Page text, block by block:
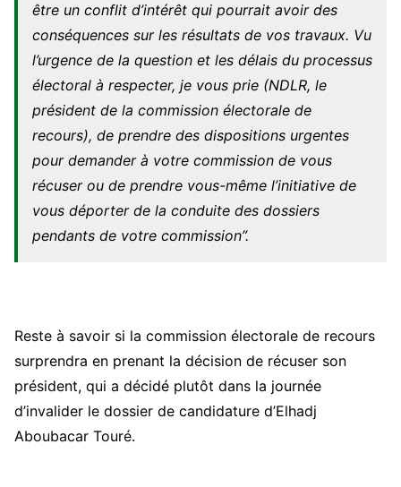
être un conflit d’intérêt qui pourrait avoir des
conséquences sur les résultats de vos travaux. Vu
l’urgence de la question et les délais du processus
électoral à respecter, je vous prie (NDLR, le
président de la commission électorale de
recours), de prendre des dispositions urgentes
pour demander à votre commission de vous
récuser ou de prendre vous-même l’initiative de
vous déporter de la conduite des dossiers
pendants de votre commission”.
Reste à savoir si la commission électorale de recours
surprendra en prenant la décision de récuser son
président, qui a décidé plutôt dans la journée
d’invalider le dossier de candidature d’Elhadj
Aboubacar Touré.